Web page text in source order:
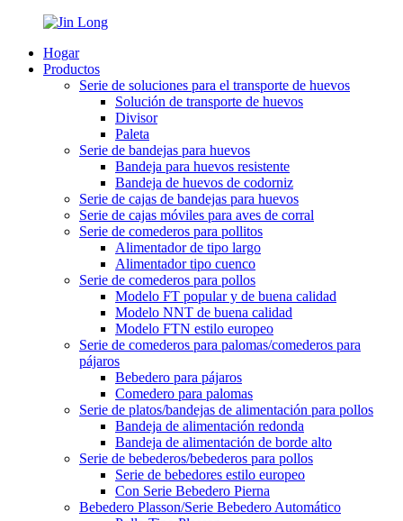
Hogar
Productos
Serie de soluciones para el transporte de huevos
Solución de transporte de huevos
Divisor
Paleta
Serie de bandejas para huevos
Bandeja para huevos resistente
Bandeja de huevos de codorniz
Serie de cajas de bandejas para huevos
Serie de cajas móviles para aves de corral
Serie de comederos para pollitos
Alimentador de tipo largo
Alimentador tipo cuenco
Serie de comederos para pollos
Modelo FT popular y de buena calidad
Modelo NNT de buena calidad
Modelo FTN estilo europeo
Serie de comederos para palomas/comederos para
pájaros
Bebedero para pájaros
Comedero para palomas
Serie de platos/bandejas de alimentación para pollos
Bandeja de alimentación redonda
Bandeja de alimentación de borde alto
Serie de bebederos/bebederos para pollos
Serie de bebedores estilo europeo
Con Serie Bebedero Pierna
Bebedero Plasson/Serie Bebedero Automático